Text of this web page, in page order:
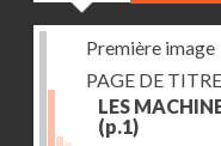
Première image
PAGE DE TITRE
LES
(p.1)